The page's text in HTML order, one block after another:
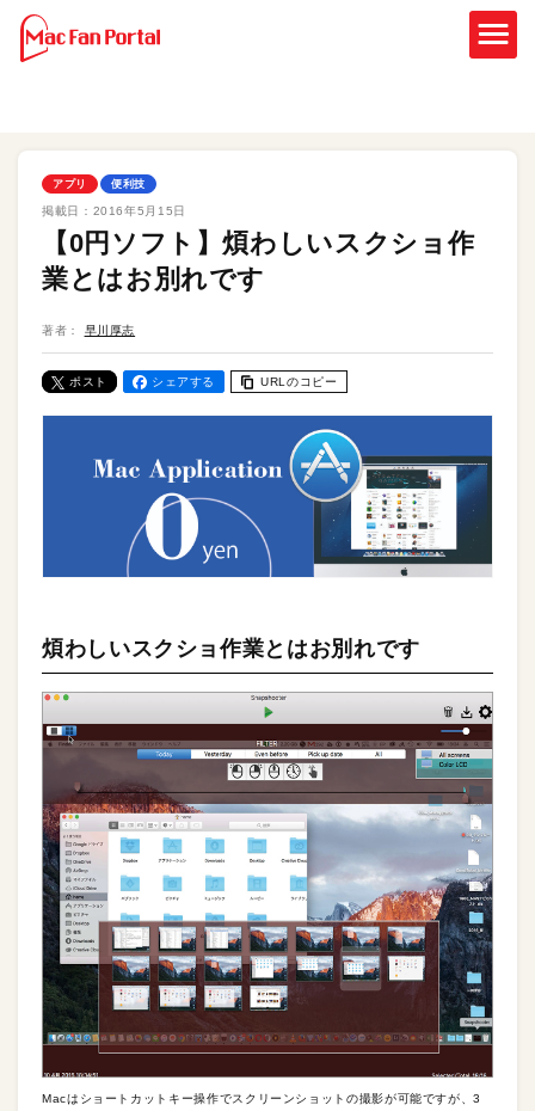
アプリ 便利技
掲載日： 2016年5月15日
【0円ソフト】煩わしいスクショ作
業とはお別れです
著者： 早川厚志
ポスト シェアする URLのコピー
煩わしいスクショ作業とはお別れです
Macはショートカットキー操作でスクリーンショットの撮影が可能ですが、3